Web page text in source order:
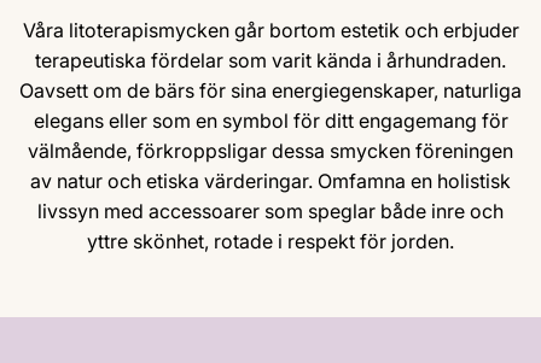
Våra litoterapismycken går bortom estetik och erbjuder
terapeutiska fördelar som varit kända i århundraden.
Oavsett om de bärs för sina energiegenskaper, naturliga
elegans eller som en symbol för ditt engagemang för
välmående, förkroppsligar dessa smycken föreningen
av natur och etiska värderingar. Omfamna en holistisk
livssyn med accessoarer som speglar både inre och
yttre skönhet, rotade i respekt för jorden.